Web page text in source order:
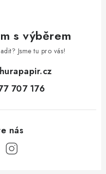
s výběrem
Jsme tu pro vás!
hurapapir.cz
707 176